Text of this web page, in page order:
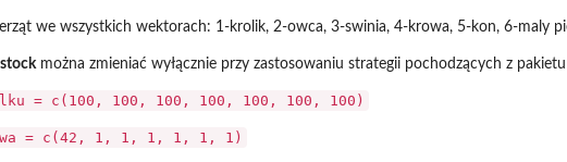
we wszystkich wektorach: 1-krolik, 2-owca, 3-swinia, 4-krowa, 5-kon, 6-maly
można zmieniać wyłącznie przy zastosowaniu strategii pochodzących z pakietu
= c(100, 100, 100, 100, 100, 100, 100)
= c(42, 1, 1, 1, 1, 1, 1)